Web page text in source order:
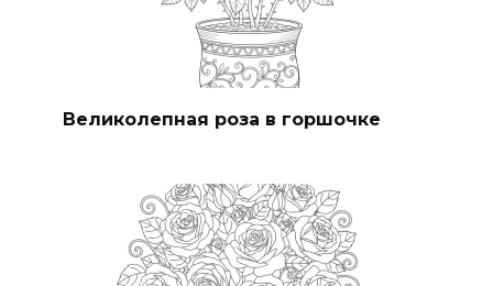
Великолепная роза в горшочке